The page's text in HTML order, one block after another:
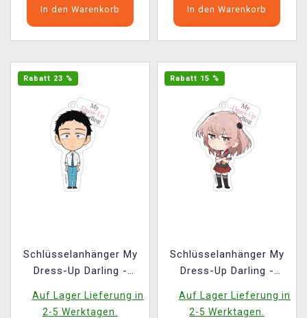
In den Warenkorb In den Warenkorb
Rabatt 23 %
Schlüsselanhänger My
Dress-Up Darling -
Auf Lager Lieferung in
2-5 Werktagen.
Rabatt 15 %
Schlüsselanhänger My
Dress-Up Darling -
Auf Lager Lieferung in
2-5 Werktagen.